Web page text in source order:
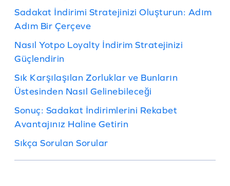
Sadakat İndirimi Stratejinizi Oluşturun: Adım
Adım Bir Çerçeve
Nasıl Yotpo Loyalty İndirim Stratejinizi
Güçlendirin
Sık Karşılaşılan Zorluklar ve Bunların
Üstesinden Nasıl Gelinebileceği
Sonuç: Sadakat İndirimlerini Rekabet
Avantajınız Haline Getirin
Sıkça Sorulan Sorular